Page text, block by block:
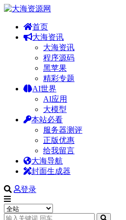
首页
大海资讯
大海资讯
程序源码
黑苹果
精彩专题
AI世界
AI应用
大模型
本站必看
服务器测评
正版优惠
给我留言
大海导航
封面生成器
登录